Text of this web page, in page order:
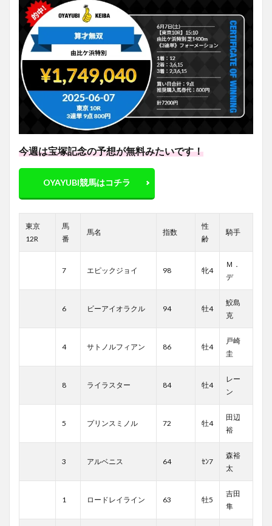
今週は宝塚記念の予想が無料みたいです！
OYAYUBI競馬はコチラ
東京
12R
馬
番
馬名 指数
性
齢
騎手
7 エピックジョイ 98 牝4
Ｍ．
デ
6 ビーアイオラクル 94 牡4
鮫島
克
4 サトノルフィアン 86 牡4
戸崎
圭
8 ライラスター 84 牡4
レー
ン
5 プリンスミノル 72 牡4
田辺
裕
3 アルベニス 64 ｾﾝ7
森裕
太
1 ロードレイライン 63 牡5
吉田
隼